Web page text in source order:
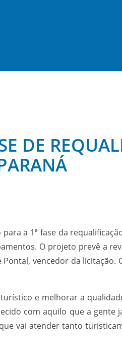
DE
a 1ª fase da
O projeto prevê a
vencedor da licitação.
e melhorar a
com aquilo que a gente
vai atender tanto